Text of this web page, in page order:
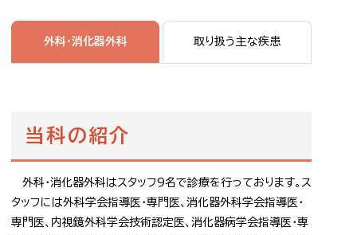
外科・消化器外科 取り扱う主な疾患
当科の紹介
外科・消化器外科はスタッフ9名で診療を行っております。ス
タッフには外科学会指導医・専門医、消化器外科学会指導医・
専門医、内視鏡外科学会技術認定医、消化器病学会指導医・専